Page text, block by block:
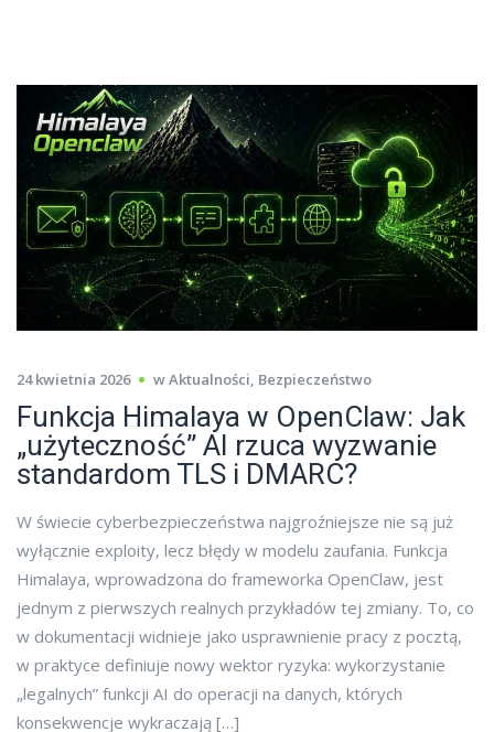
24 kwietnia 2026 wAktualności Bezpieczeństwo
Funkcja Himalaya w OpenClaw: Jak
„użyteczność” AI rzuca wyzwanie
standardom TLS i DMARC?
W świecie cyberbezpieczeństwa najgroźniejsze nie są już
wyłącznie exploity, lecz błędy w modelu zaufania. Funkcja
Himalaya, wprowadzona do frameworka OpenClaw, jest
jednym z pierwszych realnych przykładów tej zmiany. To, co
w dokumentacji widnieje jako usprawnienie pracy z pocztą,
w praktyce definiuje nowy wektor ryzyka: wykorzystanie
„legalnych” funkcji AI do operacji na danych, których
konsekwencje wykraczają […]